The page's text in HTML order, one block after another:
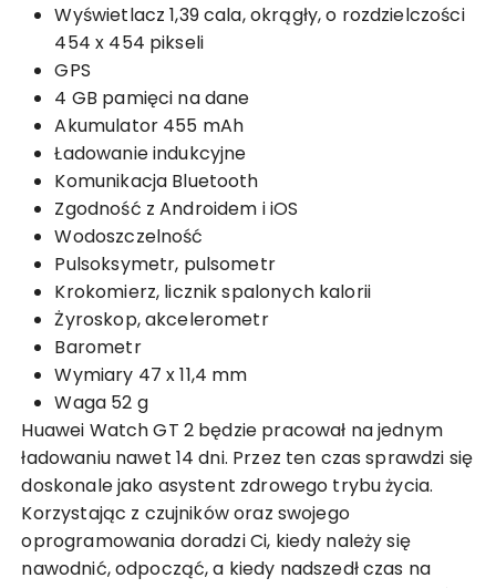
Wyświetlacz 1,39 cala, okrągły, o rozdzielczości
454 x 454 pikseli
GPS
4 GB pamięci na dane
Akumulator 455 mAh
Ładowanie indukcyjne
Komunikacja Bluetooth
Zgodność z Androidem i iOS
Wodoszczelność
Pulsoksymetr, pulsometr
Krokomierz, licznik spalonych kalorii
Żyroskop, akcelerometr
Barometr
Wymiary 47 x 11,4 mm
Waga 52 g
Huawei Watch GT 2 będzie pracował na jednym
ładowaniu nawet 14 dni. Przez ten czas sprawdzi się
doskonale jako asystent zdrowego trybu życia.
Korzystając z czujników oraz swojego
oprogramowania doradzi Ci, kiedy należy się
nawodnić, odpocząć, a kiedy nadszedł czas na